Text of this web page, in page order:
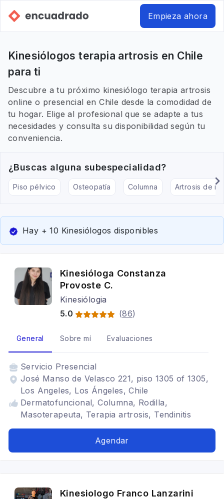
Empieza ahora
Kinesiólogos terapia artrosis en Chile
para ti
Descubre a tu próximo kinesiólogo terapia artrosis
online o presencial en Chile desde la comodidad de
tu hogar. Elige al profesional que se adapte a tus
necesidades y consulta su disponibilidad según tu
conveniencia.
¿Buscas alguna subespecialidad?
Piso pélvico Osteopatía Columna Artrosis de
Hay + 10 Kinesiólogos disponibles
Kinesióloga Constanza
Provoste C.
Kinesiólogia
5.0
(86)
General Sobre mí Evaluaciones
Servicio Presencial
José Manso de Velasco 221, piso 1305 of 1305,
Los Angeles, Los Ángeles, Chile
Dermatofuncional, Columna, Rodilla,
Masoterapeuta, Terapia artrosis, Tendinitis
Agendar
Kinesiologo Franco Lanzarini